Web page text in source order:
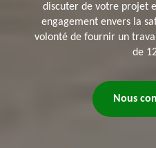
discuter de votre projet
engagement envers la
volonté de fournir un
de
Nous